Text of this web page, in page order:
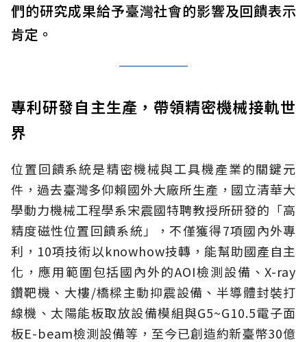
們的研究成果給予臺灣社會的影響及回饋表示
肯定。
專利研發自主生產，帶領精密機械接軌世
界
位置回饋系統是精密機械與工具機產業的關鍵元
件，過去臺灣多仰賴國外大廠所生產，國立清華大
學動力機械工程學系宋震國特聘教授所研發的「高
精度磁性位置回饋系統」，不僅獲得7項國內外專
利，10項技術以knowhow技轉，能幫助國產自主
化，應用範圍包括國內外的AOI檢測設備、X-ray
鑽靶機、大樓/橋樑主動抑震設備、半導體封裝打
線機、太陽能板取放設備模組與G5~G10.5電子面
板E-beam檢測設備等，至今已創造約新臺幣30億